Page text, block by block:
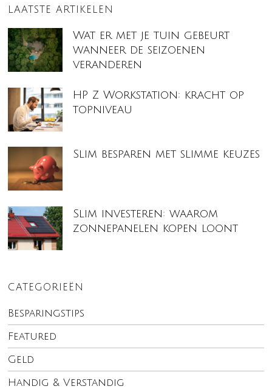
LAATSTE ARTIKELEN
Wat er met je tuin gebeurt
wanneer de seizoenen
veranderen
HP Z Workstation: kracht op
topniveau
Slim besparen met slimme keuzes
Slim investeren: waarom
zonnepanelen kopen loont
CATEGORIEËN
Besparingstips
Featured
Geld
Handig & Verstandig